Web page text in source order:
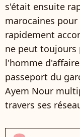
s'était ensuite
marocaines
rapidement
ne peut toujours
l'homme
passeport du
Ayem Nour
travers ses